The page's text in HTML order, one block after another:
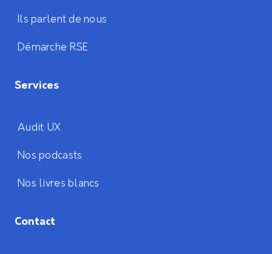
Ils parlent de nous
Démarche RSE
Services
Audit UX
Nos podcasts
Nos livres blancs
Contact